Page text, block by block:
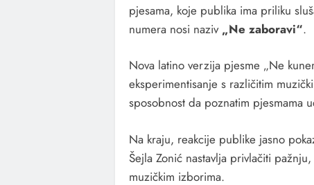
pjesama, koje publika ima priliku
numera nosi naziv „Ne zaboravi“.
Nova latino verzija pjesme „Ne
eksperimentisanje s različitim
sposobnost da poznatim pjesmama
Na kraju, reakcije publike jasno
Šejla Zonić nastavlja privlačiti
muzičkim izborima.